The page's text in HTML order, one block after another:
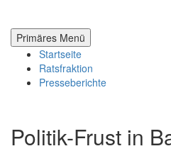
springen
Primäres Menü
Startseite
Ratsfraktion
Presseberichte
Politik-Frust in